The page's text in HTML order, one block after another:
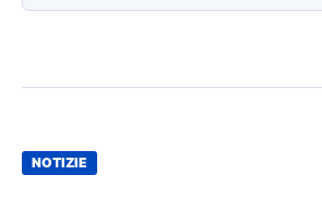
NOTIZIE